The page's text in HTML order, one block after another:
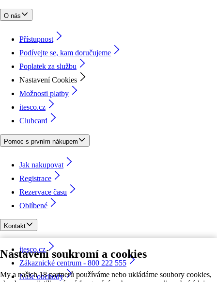
Nastavení soukromí a cookies
My a našich 18 partnerů používáme nebo ukládáme soubory cookies,
O nás
Přístupnost
Podívejte se, kam doručujeme
Poplatek za službu
Nastavení Cookies
Možnosti platby
itesco.cz
Clubcard
Pomoc s prvním nákupem
Jak nakupovat
Registrace
Rezervace času
Oblíbené
Kontakt
itesco.cz
Zákaznické centrum - 800 222 555
Naše obchody